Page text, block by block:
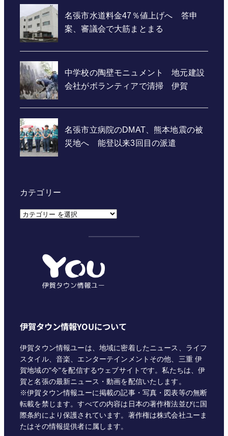
カテゴリー
カ
伊賀タウン情報YOUについて
伊賀タウン情報ユーは、地域に密着したニュース、ライフ
スタイル、音楽、エンターテインメントその他、三重 伊
賀地域の"今"を配信するウェブサイトです。私たちは、伊
賀と名張の最新ニュース・動画を配信いたします。
※伊賀タウン情報ユーに掲載の記事・写真・図表等の無断
転載を禁じます。すべての内容は日本の著作権法並びに国
際条約により保護されています。著作権は株式会社ユーま
たはその情報提供者に属します。